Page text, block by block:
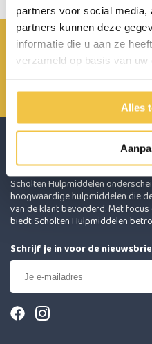
partners voor social
partners kunnen deze
informatie die u aan ze
verzameld op basis van uw
Alles
info@scholten-
0485 800 814
Achterbroek 15 6596
Scholten Hulpmiddelen
hoogwaardige hulpmiddelen die
van de klant bevorderd. Met
biedt Scholten Hulpmiddelen
Schrijf je in voor de